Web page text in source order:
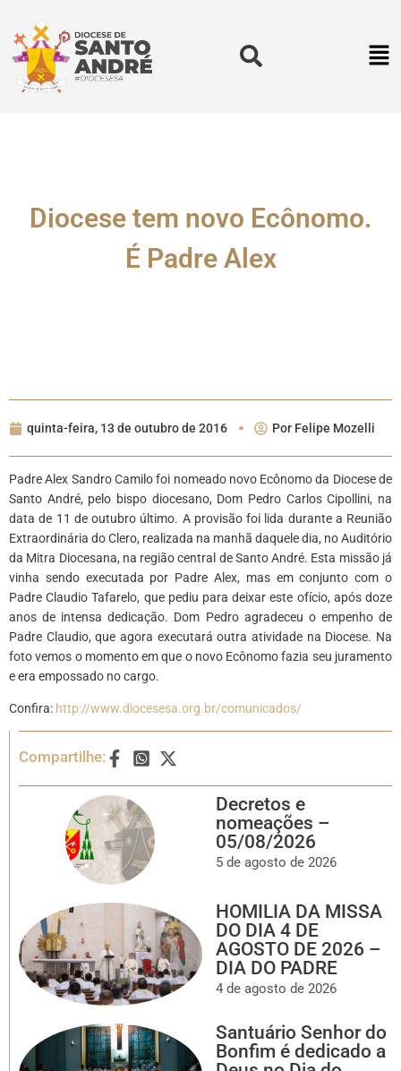
Diocese tem novo Ecônomo.
É Padre Alex
quinta-feira, 13 de outubro de 2016 Por Felipe Mozelli
Padre Alex Sandro Camilo foi nomeado novo Ecônomo da Diocese de
Santo André, pelo bispo diocesano, Dom Pedro Carlos Cipollini, na
data de 11 de outubro último. A provisão foi lida durante a Reunião
Extraordinária do Clero, realizada na manhã daquele dia, no Auditório
da Mitra Diocesana, na região central de Santo André. Esta missão já
vinha sendo executada por Padre Alex, mas em conjunto com o
Padre Claudio Tafarelo, que pediu para deixar este ofício, após doze
anos de intensa dedicação. Dom Pedro agradeceu o empenho de
Padre Claudio, que agora executará outra atividade na Diocese. Na
foto vemos o momento em que o novo Ecônomo fazia seu juramento
e era empossado no cargo.
Confira: http://www.diocesesa.org.br/comunicados/
Compartilhe:
Decretos e
nomeações –
05/08/2026
5 de agosto de 2026
HOMILIA DA MISSA
DO DIA 4 DE
AGOSTO DE 2026 –
DIA DO PADRE
4 de agosto de 2026
Santuário Senhor do
Bonfim é dedicado a